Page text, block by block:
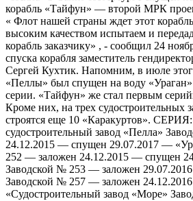
корабль «Тайфун» — второй МРК
« Флот нашей страны ждет этот
высоким качеством испытаем и
корабль заказчику» , - сообщил 24
спуска корабля заместитель
Сергей Кухтик. Напомним, в июле
«Пеллы» был спущен на воду «Ураган»
серии. «Тайфун» же стал первым
Кроме них, на трех судостроительных
строятся еще 10 «Каракуртов».
судостроительный завод «Пелла»
24.12.2015 — спущен 29.07.2017 —
252 — заложен 24.12.2015 — спущен
Заводской № 253 — заложен
Заводской № 257 — заложен
«Судостроительный завод «Море»